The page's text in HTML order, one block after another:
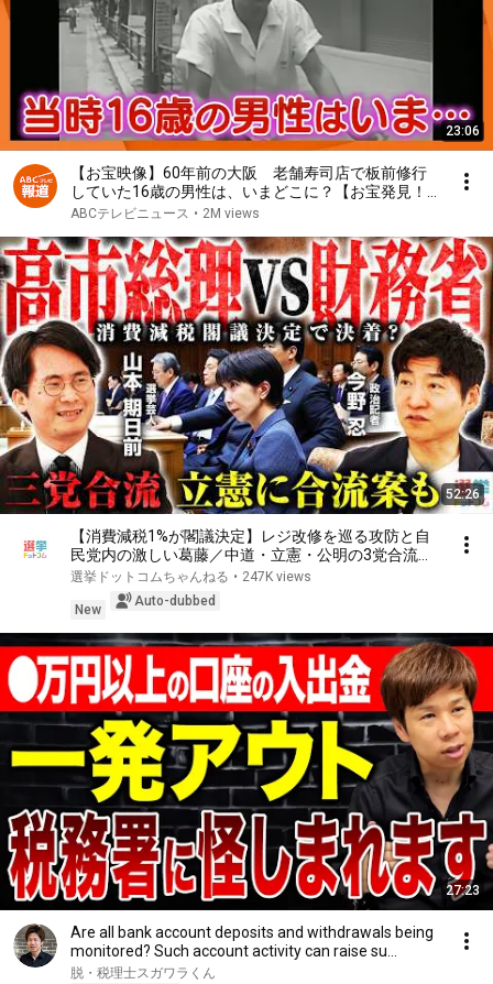
23:06
【お宝映像】60年前の大阪 老舗寿司店で板前修行
していた16歳の男性は、いまどこに？【お宝発見！
関西いまむかし】
ABCテレビニュース • 2M views
52:26
【消費減税1%が閣議決定】レジ改修を巡る攻防と自
民党内の激しい葛藤／中道・立憲・公明の3党合流構
想に浮上した「第4の選択肢」とは？【今野忍×山本
期日前】｜選挙ドットコム
選挙ドットコムちゃんねる • 247K views
New
Auto-dubbed
27:23
Are all bank account deposits and withdrawals being
monitored? Such account activity can raise su...
脱・税理士スガワラくん